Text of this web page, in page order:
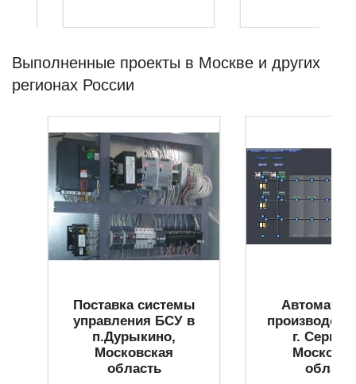
Выполненные проекты в Москве и других
регионах России
Поставка системы
управления БСУ в
п.Дурыкино,
Московская
область
г.